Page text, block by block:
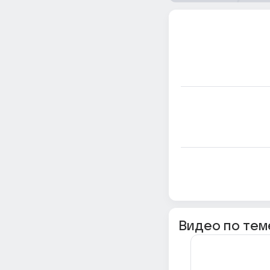
Видео по